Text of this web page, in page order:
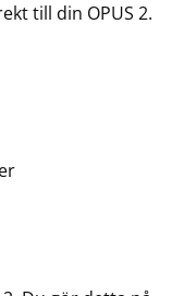
till din OPUS 2.